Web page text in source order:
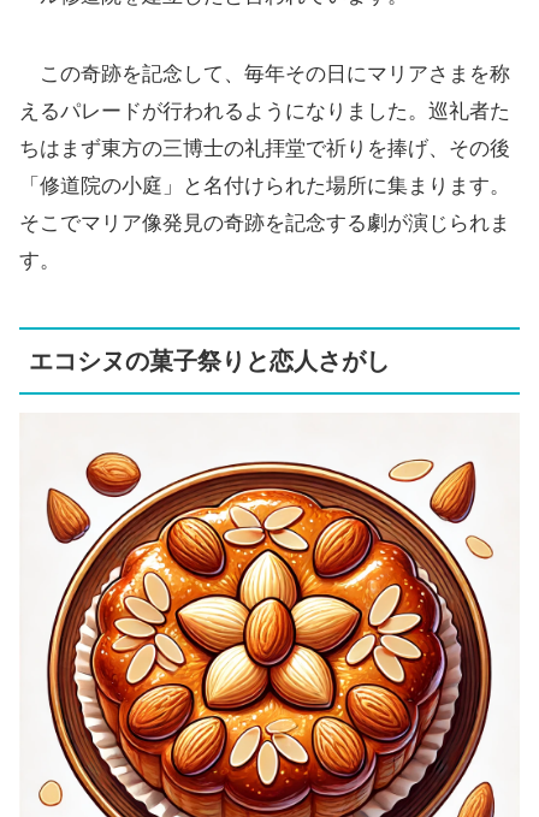
この奇跡を記念して、毎年その日にマリアさまを称
えるパレードが行われるようになりました。巡礼者た
ちはまず東方の三博士の礼拝堂で祈りを捧げ、その後
「修道院の小庭」と名付けられた場所に集まります。
そこでマリア像発見の奇跡を記念する劇が演じられま
す。
エコシヌの菓子祭りと恋人さがし